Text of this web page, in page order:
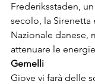
Frederiksstaden,
secolo, la Sirenetta
Nazionale danese,
attenuare le
Gemelli
Giove vi farà delle